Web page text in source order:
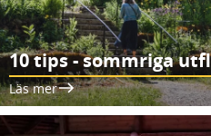
10 tips - sommriga
Läs mer